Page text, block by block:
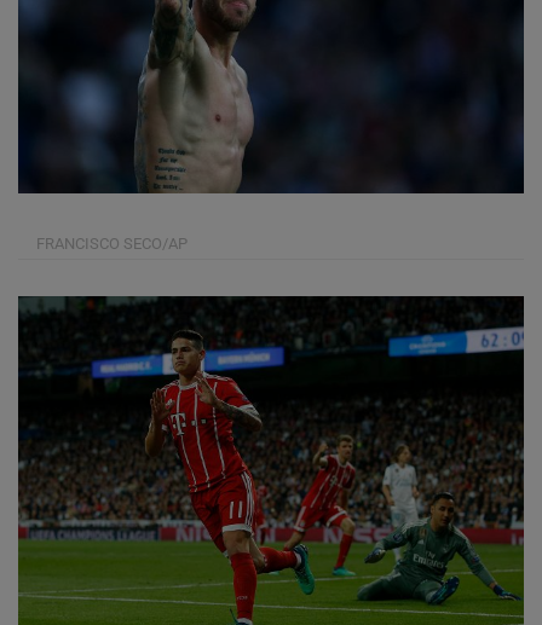
FRANCISCO SECO/AP